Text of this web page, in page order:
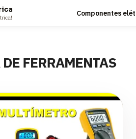
Componentes
FERRAMENTAS